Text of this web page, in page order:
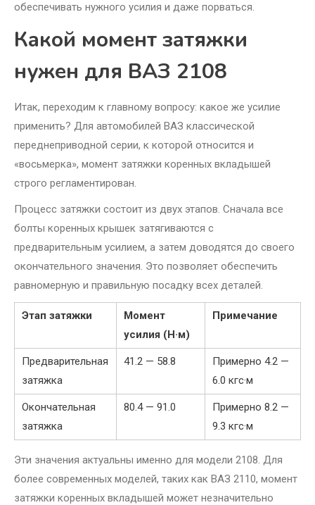
обеспечивать нужного усилия и даже порваться.
Какой момент затяжки
нужен для ВАЗ 2108
Итак, переходим к главному вопросу: какое же усилие
применить? Для автомобилей ВАЗ классической
переднеприводной серии, к которой относится и
«восьмерка», момент затяжки коренных вкладышей
строго регламентирован.
Процесс затяжки состоит из двух этапов. Сначала все
болты коренных крышек затягиваются с
предварительным усилием, а затем доводятся до своего
окончательного значения. Это позволяет обеспечить
равномерную и правильную посадку всех деталей.
Этап затяжки
Момент
усилия (Н·м)
Примечание
Предварительная
затяжка
41.2 — 58.8
Примерно 4.2 —
6.0 кгс·м
Окончательная
затяжка
80.4 — 91.0
Примерно 8.2 —
9.3 кгс·м
Эти значения актуальны именно для модели 2108. Для
более современных моделей, таких как ВАЗ 2110, момент
затяжки коренных вкладышей может незначительно